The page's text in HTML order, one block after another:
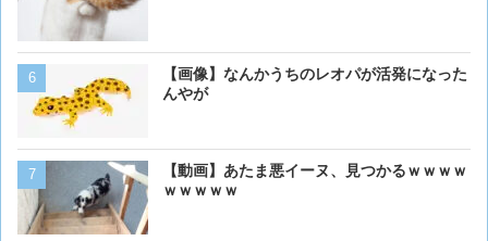
【画像】なんかうちのレオパが活発になった
んやが
【動画】あたま悪イーヌ、見つかるｗｗｗｗ
ｗｗｗｗｗ
【画像】ボクの横に来る実
ベーリング海のカニ漁「月